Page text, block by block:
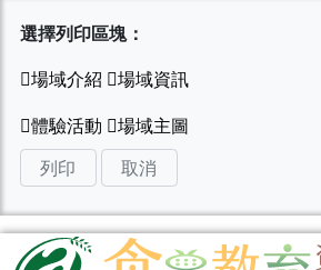
選擇列印區塊：
列印 取消